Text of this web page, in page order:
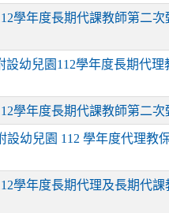
學年度長期代課教師第二
幼兒園112學年度長期代理
學年度長期代課教師第二次
設幼兒園 112 學年度代理教
學年度長期代理及長期代